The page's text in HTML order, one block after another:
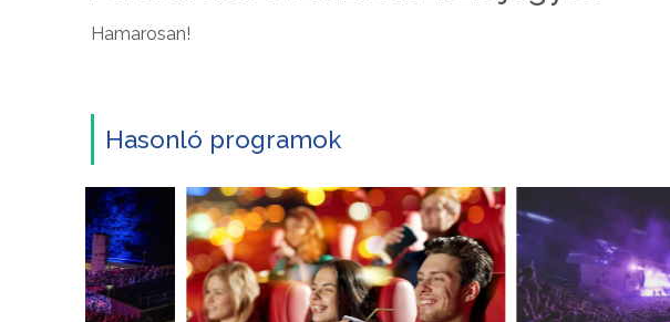
Hamarosan!
Hasonló programok